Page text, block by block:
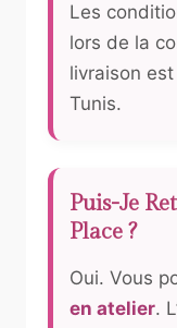
Les
lors de la
livraison
Tunis.
Puis-Je
Place ?
Oui. Vous
en atelier.